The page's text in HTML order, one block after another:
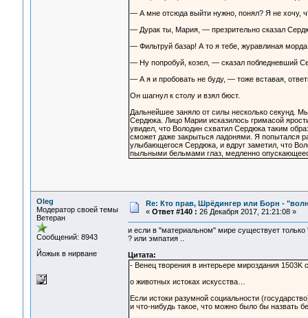
— А мне отсюда выйти нужно, понял? Я не хочу,
— Дурак ты, Мария, — презрительно сказал
— Фильтруй базар! А то я тебе, журавлиная
— Ну попробуй, козел, — сказал побледневший
— А я и пробовать не буду, — тоже вставая,
Он шагнул к столу и взял бюст.
Дальнейшее заняло от силы несколько секунд.
Сердюка. Лицо Марии исказилось гримасой
увидел, что Володин схватил Сердюка таким
сможет даже закрыться ладонями. Я попытался
улыбающегося Сердюка, и вдруг заметил, что
пыльными бельмами глаз, медленно
Oleg
Модератор своей темы
Ветеран
Сообщений: 8943
Йожык в нирване
Re: Кто прав, Шрёдингер или Борн -
« Ответ #140 : 26 Декабря 2017, 21:21:08 »
и если в "материальном" мире существует
? или эмпатия ..
Цитата:
- Венец творения в интерьере мироздания
о животных истоках искусства…
Если истоки разумной социальности
и что-нибудь такое, что можно было бы назвать